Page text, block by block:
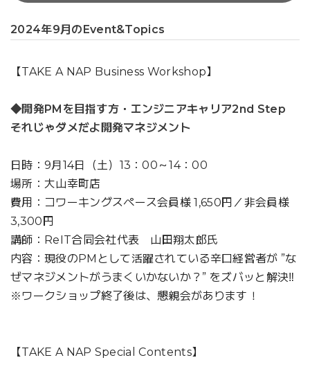
2024年9月のEvent&Topics
【TAKE A NAP Business Workshop】
◆開発PMを目指す方・エンジニアキャリア2nd Step
それじゃダメだよ開発マネジメント
日時：9月14日（土）13：00～14：00
場所：大山幸町店
費用：コワーキングスペース会員様 1,650円／非会員様
3,300円
講師：ReIT合同会社代表 山田翔太郎氏
内容：現役のPMとして活躍されている辛口経営者が ”な
ぜマネジメントがうまくいかないか？” をズバッと解決‼
※ワークショップ終了後は、懇親会があります！
【TAKE A NAP Special Contents】